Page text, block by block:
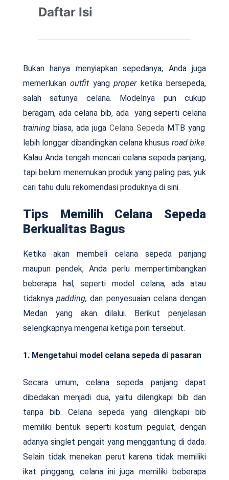
Daftar Isi
Bukan hanya menyiapkan sepedanya, Anda juga
memerlukanoutfit yangproper ketika bersepeda,
salah satunya celana. Modelnya pun cukup
beragam, ada celana bib, ada yang seperti celana
training biasa, ada juga Celana Sepeda MTB yang
lebih longgar dibandingkan celana khusus road bike.
Kalau Anda tengah mencari celana sepeda panjang,
tapi belum menemukan produk yang paling pas, yuk
cari tahu dulu rekomendasi produknya di sini.
Tips Memilih Celana Sepeda
Berkualitas Bagus
Ketika akan membeli celana sepeda panjang
maupun pendek, Anda perlu mempertimbangkan
beberapa hal, seperti model celana, ada atau
tidaknyapadding,dan penyesuaian celana dengan
Medan yang akan dilalui. Berikut penjelasan
selengkapnya mengenai ketiga poin tersebut.
1. Mengetahui model celana sepeda di pasaran
Secara umum, celana sepeda panjang dapat
dibedakan menjadi dua, yaitu dilengkapi bib dan
tanpa bib. Celana sepeda yang dilengkapi bib
memiliki bentuk seperti kostum pegulat, dengan
adanya singlet pengait yang menggantung di dada.
Selain tidak menekan perut karena tidak memiliki
ikat pinggang, celana ini juga memiliki beberapa